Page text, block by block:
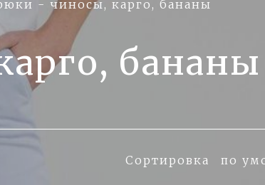
- чиносы, карго, бананы
бананы
Сортировка